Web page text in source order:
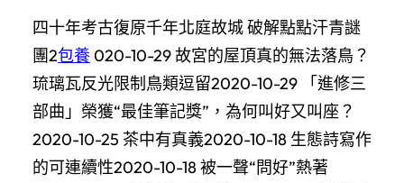
四十年考古復原千年北庭故城 破解點點汗青謎
團2包養020-10-29 故宮的屋頂真的無法落鳥？
琉璃瓦反光限制鳥類逗留2020-10-29 「進修三
部曲」榮獲“最佳筆記獎”，為何叫好又叫座？
2020-10-25 茶中有真義2020-10-18 生態詩寫作
的可連續性2020-10-18 被一聲“問好”熱著